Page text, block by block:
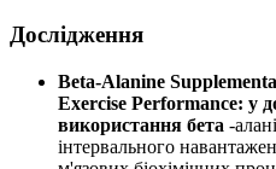
Дослідження
Beta-Alanine
Exercise Performance: у
використання бета -
інтервального